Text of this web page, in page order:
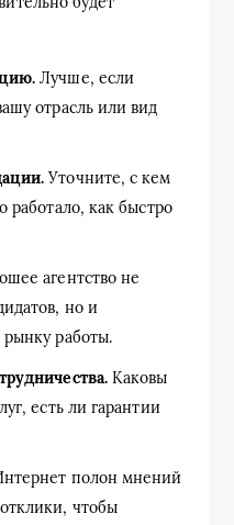
Лучше, если
отрасль или вид
Уточните, с кем
работало, как быстро
агентство не
но и
рынку работы.
Каковы
есть ли гарантии
полон мнений
чтобы